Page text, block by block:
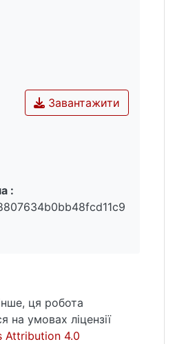
Завантажити
:
ця робота
на умовах ліцензії
Attribution 4.0